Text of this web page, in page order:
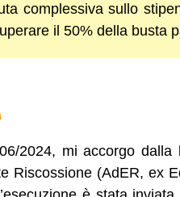
complessiva sullo
il 50% della busta
2024, mi accorgo
Riscossione (AdER, ex